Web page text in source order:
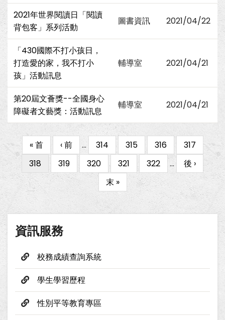
2021年世界閱讀日「閱讀
背包客」系列活動
圖書資訊 2021/04/22
「430國際不打小孩日，
打造愛的家，我不打小
孩」活動訊息
輔導室 2021/04/21
第20屆文薈獎--全國身心
障礙者文藝獎：活動訊息
輔導室 2021/04/21
Pagination
First
page
« 首
Previous
page
‹ 前 … Page
314 Page
315 Page
316 Page
317
目
前
頁
面
318 Page
319 Page
320 Page
321 Page
322 …
下
一
頁
後 ›
Last
page
末 »
資訊服務
校務成績查詢系統
學生學習歷程
性別平等教育專區